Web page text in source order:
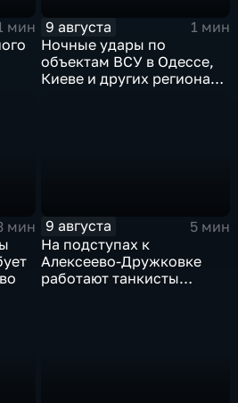
мин
9 августа
1 мин
Ночные удары по
объектам ВСУ в Одессе,
Киеве и других регионах
мин
9 августа
5 мин
На подступах к
Алексеево-Дружковке
работают танкисты